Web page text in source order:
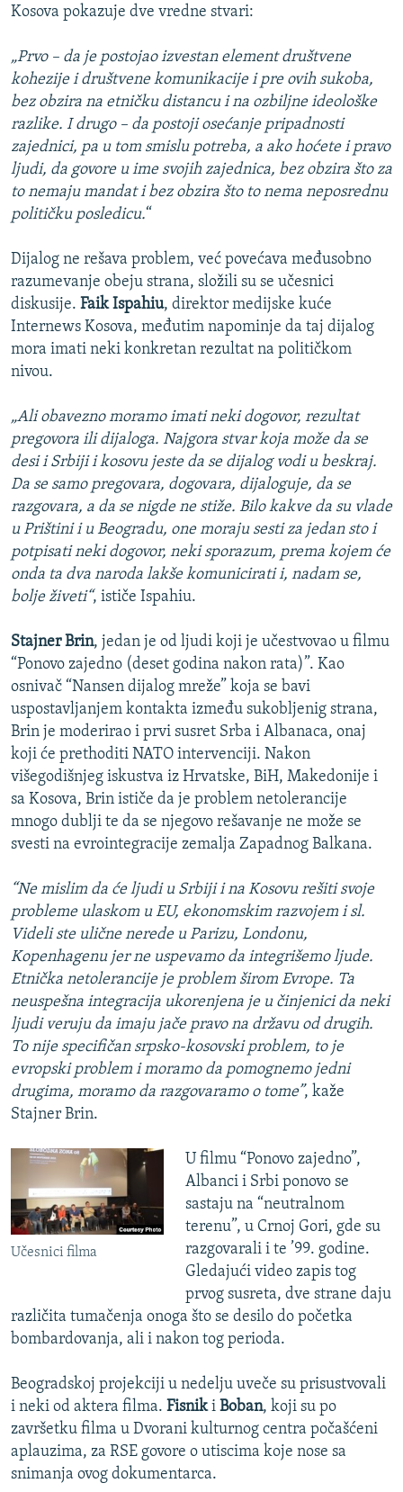
Kosova pokazuje dve vredne stvari:
„Prvo – da je postojao izvestan element društvene
kohezije i društvene komunikacije i pre ovih sukoba,
bez obzira na etničku distancu i na ozbiljne ideološke
razlike. I drugo – da postoji osećanje pripadnosti
zajednici, pa u tom smislu potreba, a ako hoćete i pravo
ljudi, da govore u ime svojih zajednica, bez obzira što za
to nemaju mandat i bez obzira što to nema neposrednu
političku posledicu.“
Dijalog ne rešava problem, već povećava međusobno
razumevanje obeju strana, složili su se učesnici
diskusije. Faik Ispahiu, direktor medijske kuće
Internews Kosova, međutim napominje da taj dijalog
mora imati neki konkretan rezultat na političkom
nivou.
„Ali obavezno moramo imati neki dogovor, rezultat
pregovora ili dijaloga. Najgora stvar koja može da se
desi i Srbiji i kosovu jeste da se dijalog vodi u beskraj.
Da se samo pregovara, dogovara, dijaloguje, da se
razgovara, a da se nigde ne stiže. Bilo kakve da su vlade
u Prištini i u Beogradu, one moraju sesti za jedan sto i
potpisati neki dogovor, neki sporazum, prema kojem će
onda ta dva naroda lakše komunicirati i, nadam se,
bolje živeti“, ističe Ispahiu.
Stajner Brin, jedan je od ljudi koji je učestvovao u filmu
“Ponovo zajedno (deset godina nakon rata)”. Kao
osnivač “Nansen dijalog mreže” koja se bavi
uspostavljanjem kontakta između sukobljenig strana,
Brin je moderirao i prvi susret Srba i Albanaca, onaj
koji će prethoditi NATO intervenciji. Nakon
višegodišnjeg iskustva iz Hrvatske, BiH, Makedonije i
sa Kosova, Brin ističe da je problem netolerancije
mnogo dublji te da se njegovo rešavanje ne može se
svesti na evrointegracije zemalja Zapadnog Balkana.
“Ne mislim da će ljudi u Srbiji i na Kosovu rešiti svoje
probleme ulaskom u EU, ekonomskim razvojem i sl.
Videli ste ulične nerede u Parizu, Londonu,
Kopenhagenu jer ne uspevamo da integrišemo ljude.
Etnička netolerancije je problem širom Evrope. Ta
neuspešna integracija ukorenjena je u činjenici da neki
ljudi veruju da imaju jače pravo na državu od drugih.
To nije specifičan srpsko-kosovski problem, to je
evropski problem i moramo da pomognemo jedni
drugima, moramo da razgovaramo o tome”, kaže
Stajner Brin.
Učesnici filma
U filmu “Ponovo zajedno”,
Albanci i Srbi ponovo se
sastaju na “neutralnom
terenu”, u Crnoj Gori, gde su
razgovarali i te ’99. godine.
Gledajući video zapis tog
prvog susreta, dve strane daju
različita tumačenja onoga što se desilo do početka
bombardovanja, ali i nakon tog perioda.
Beogradskoj projekciji u nedelju uveče su prisustvovali
i neki od aktera filma. Fisniki Boban, koji su po
završetku filma u Dvorani kulturnog centra počašćeni
aplauzima, za RSE govore o utiscima koje nose sa
snimanja ovog dokumentarca.